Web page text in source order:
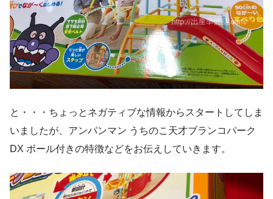
と・・・ちょっとネガティブな情報からスタートしてしま
いましたが、アンパンマン うちのこ天才ブランコパーク
DX ボール付きの特徴などをお伝えしていきます。